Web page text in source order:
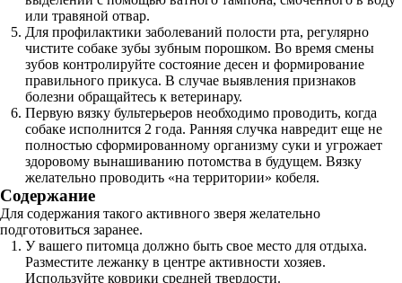
или травяной отвар.
Для профилактики заболеваний полости рта, регулярно
чистите собаке зубы зубным порошком. Во время смены
зубов контролируйте состояние десен и формирование
правильного прикуса. В случае выявления признаков
болезни обращайтесь к ветеринару.
Первую вязку бультерьеров необходимо проводить, когда
собаке исполнится 2 года. Ранняя случка навредит еще не
полностью сформированному организму суки и угрожает
здоровому вынашиванию потомства в будущем. Вязку
желательно проводить «на территории» кобеля.
Содержание
Для содержания такого активного зверя желательно
подготовиться заранее.
У вашего питомца должно быть свое место для отдыха.
Разместите лежанку в центре активности хозяев.
Используйте коврики средней твердости.